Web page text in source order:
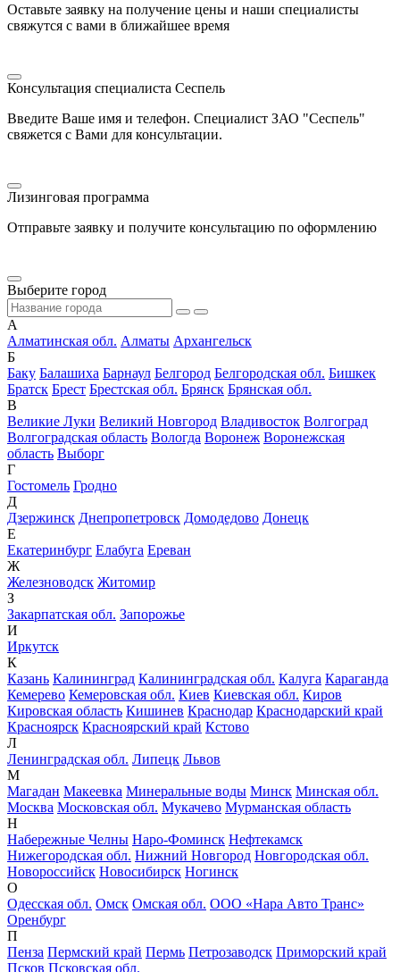
Оставьте заявку на получение цены и наши специалисты
свяжутся с вами в ближайшее время
Консультация специалиста Сеспель
Введите Ваше имя и телефон. Специалист ЗАО "Сеспель"
свяжется с Вами для консультации.
Лизинговая программа
Отправьте заявку и получите консультацию по оформлению
Выберите город
А
Алматинская обл. Алматы Архангельск
Б
Баку Балашиха Барнаул Белгород Белгородская обл. Бишкек
Братск Брест Брестская обл. Брянск Брянская обл.
В
Великие Луки Великий Новгород Владивосток Волгоград
Волгоградская область Вологда Воронеж Воронежская
область Выборг
Г
Гостомель Гродно
Д
Дзержинск Днепропетровск Домодедово Донецк
Е
Екатеринбург Елабуга Ереван
Ж
Железноводск Житомир
З
Закарпатская обл. Запорожье
И
Иркутск
К
Казань Калининград Калининградская обл. Калуга Караганда
Кемерево Кемеровская обл. Киев Киевская обл. Киров
Кировская область Кишинев Краснодар Краснодарский край
Красноярск Красноярский край Кстово
Л
Ленинградская обл. Липецк Львов
М
Магадан Макеевка Минеральные воды Минск Минская обл.
Москва Московская обл. Мукачево Мурманская область
Н
Набережные Челны Наро-Фоминск Нефтекамск
Нижегородская обл. Нижний Новгород Новгородская обл.
Новороссийск Новосибирск Ногинск
О
Одесская обл. Омск Омская обл. ООО «Нара Авто Транс»
Оренбург
П
Пенза Пермский край Пермь Петрозаводск Приморский край
Псков Псковская обл.